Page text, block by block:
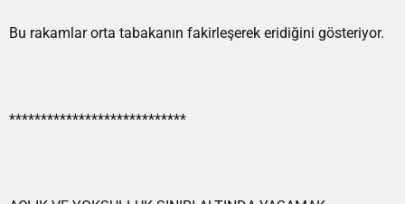
Bu rakamlar orta tabakanın fakirleşerek eridiğini gösteriyor.
****************************